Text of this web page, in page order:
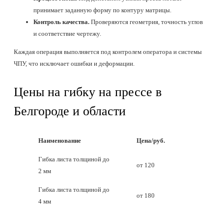
принимает заданную форму по контуру матрицы.
Контроль качества. Проверяются геометрия, точность углов
и соответствие чертежу.
Каждая операция выполняется под контролем оператора и системы
ЧПУ, что исключает ошибки и деформации.
Цены на гибку на прессе в
Белгороде и области
Наименование Цена/руб.
Гибка листа толщиной до
2 мм
от 120
Гибка листа толщиной до
4 мм
от 180